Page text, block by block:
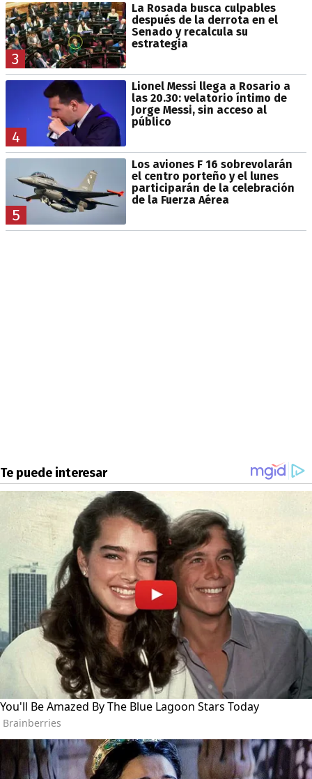
3
La Rosada busca culpables
después de la derrota en el
Senado y recalcula su
estrategia
4
Lionel Messi llega a Rosario a
las 20.30: velatorio íntimo de
Jorge Messi, sin acceso al
público
5
Los aviones F 16 sobrevolarán
el centro porteño y el lunes
participarán de la celebración
de la Fuerza Aérea